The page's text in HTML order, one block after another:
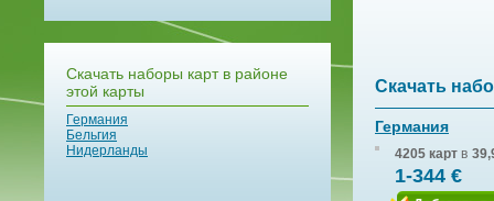
Скачать наборы карт в районе
этой карты
Германия
Бельгия
Нидерланды
Скачать
Германия
4205 карт в
1-344 €